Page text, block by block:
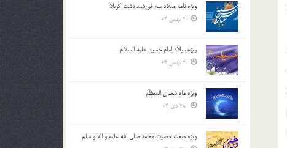
ویژه نامه میلاد سه خورشید دشت کربلا
ویژه میلاد امام حسین علیه السلام
ویژه ماه شعبان المعظّم
ویژه مبعث حضرت محمد صلی الله علیه و اله و سلم